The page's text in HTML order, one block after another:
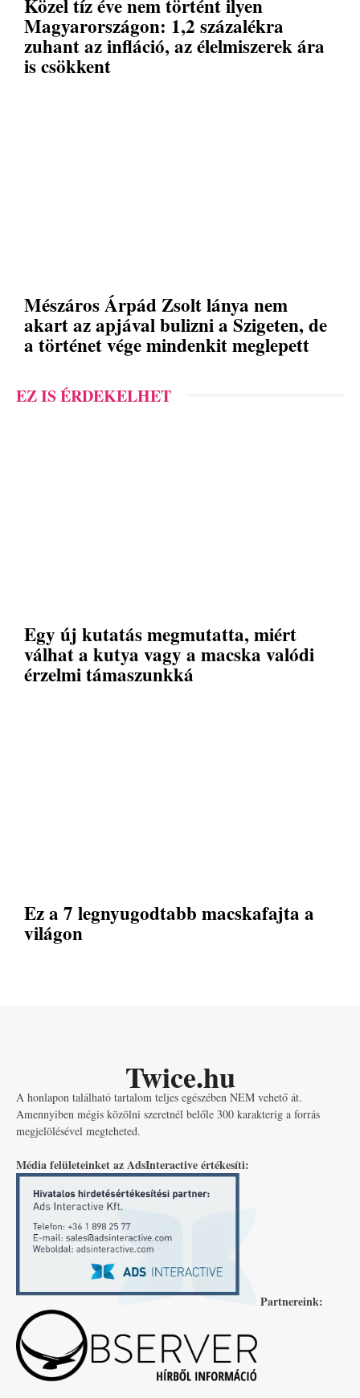
Közel tíz éve nem történt ilyen
Magyarországon: 1,2 százalékra
zuhant az infláció, az élelmiszerek ára
is csökkent
Mészáros Árpád Zsolt lánya nem
akart az apjával bulizni a Szigeten, de
a történet vége mindenkit meglepett
EZ IS ÉRDEKELHET
Egy új kutatás megmutatta, miért
válhat a kutya vagy a macska valódi
érzelmi támaszunkká
Ez a 7 legnyugodtabb macskafajta a
világon
Twice.hu
A honlapon található tartalom teljes egészében NEM vehető át.
Amennyiben mégis közölni szeretnél belőle 300 karakterig a forrás
megjelölésével megteheted.
Média felületeinket az AdsInteractive értékesíti:
Partnereink: